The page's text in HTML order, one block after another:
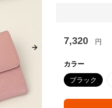
Next slide
7,320 円
カラー
ブラック